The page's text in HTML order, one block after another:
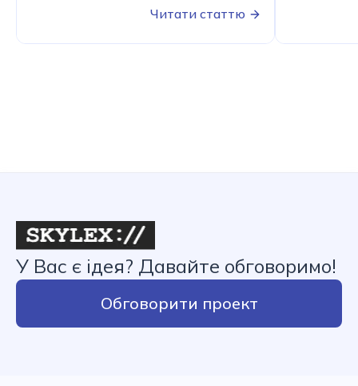
Читати статтю
У Вас є ідея? Давайте обговоримо!
Обговорити проект